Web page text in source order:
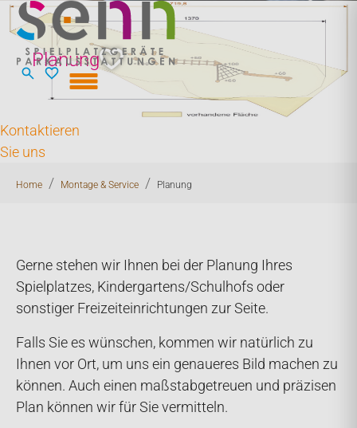
Skip to main content
Planung
Kontaktieren
Sie uns
Home Montage & Service Planung
Gerne stehen wir Ihnen bei der Planung Ihres
Spielplatzes, Kindergartens/Schulhofs oder
sonstiger Freizeiteinrichtungen zur Seite.
Falls Sie es wünschen, kommen wir natürlich zu
Ihnen vor Ort, um uns ein genaueres Bild machen zu
können. Auch einen maßstabgetreuen und präzisen
Plan können wir für Sie vermitteln.